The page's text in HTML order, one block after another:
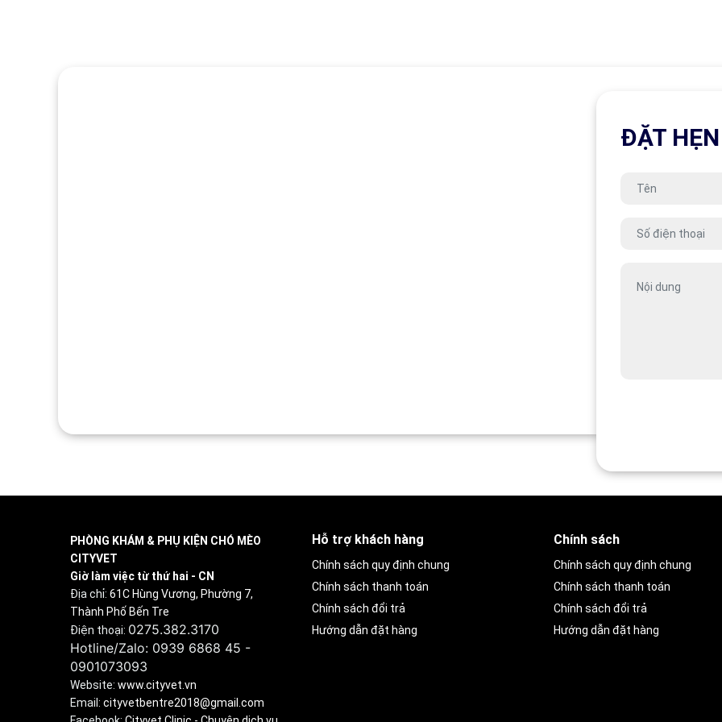
ĐẶT
PHÒNG KHÁM & PHỤ KIỆN CHÓ MÈO
CITYVET
Giờ làm việc từ thứ hai - CN
Địa chỉ: 61C Hùng Vương, Phường 7,
Thành Phố Bến Tre
Điện thoại: 0275.382.3170
Hotline/Zalo: 0939 6868 45 -
0901073093
Website: www.cityvet.vn
Email: cityvetbentre2018@gmail.com
Hỗ trợ khách hàng
Chính sách quy định chung
Chính sách thanh toán
Chính sách đổi trả
Hướng dẫn đặt hàng
Chính sách
Chính sách quy định chung
Chính sách thanh toán
Chính sách đổi trả
Hướng dẫn đặt hàng